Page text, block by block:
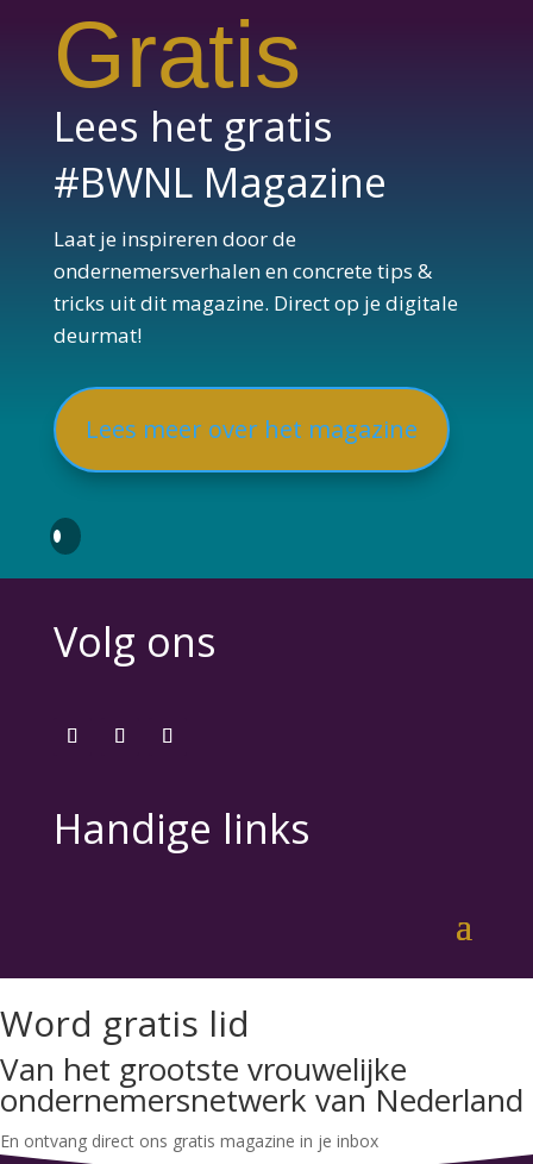
Gratis
Lees het gratis
#BWNL Magazine
Laat je inspireren door de
ondernemersverhalen en concrete tips &
tricks uit dit magazine. Direct op je digitale
deurmat!
Lees meer over het magazine
Volg ons
Handige links
Word gratis lid
Van het grootste vrouwelijke
ondernemersnetwerk van Nederland
En ontvang direct ons gratis magazine in je inbox